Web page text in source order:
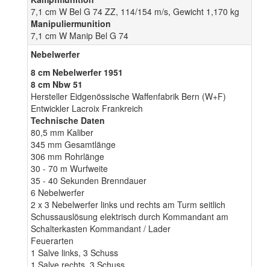
7,1 cm W Bel G 74 ZZ, 114/154 m/s, Gewicht 1,170 kg
Manipuliermunition
7,1 cm W Manip Bel G 74
Nebelwerfer
8 cm Nebelwerfer 1951
8 cm Nbw 51
Hersteller Eidgenössische Waffenfabrik Bern (W+F)
Entwickler Lacroix Frankreich
Technische Daten
80,5 mm Kaliber
345 mm Gesamtlänge
306 mm Rohrlänge
30 - 70 m Wurfweite
35 - 40 Sekunden Brenndauer
6 Nebelwerfer
2 x 3 Nebelwerfer links und rechts am Turm seitlich
Schussauslösung elektrisch durch Kommandant am
Schalterkasten Kommandant / Lader
Feuerarten
1 Salve links, 3 Schuss